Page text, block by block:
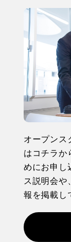
オープンス
はコチラか
めにお申し
ス説明会や
報を掲載し